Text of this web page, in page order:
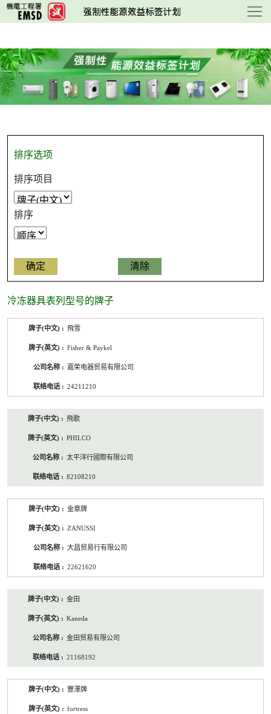
跳
至
要
内
容
排序选项
排序项目
排序
冷冻器具表列型号的牌子
牌
络
飛雪
Fisher & Paykel
嘉荣电器贸易有限公司
24211210
飛歌
PHILCO
太平洋行國際有限公司
82108210
金章牌
ZANUSSI
大昌贸易行有限公司
22621620
金田
Kaneda
金田贸易有限公司
21168192
豐澤牌
fortress